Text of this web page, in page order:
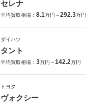
セレナ
平均買取相場： 8.1万円～292.3万円
ダイハツ
タント
平均買取相場： 3万円～142.2万円
トヨタ
ヴォクシー